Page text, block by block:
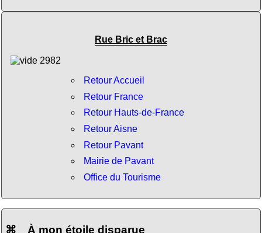
Rue Bric et Brac
Retour Accueil
Retour France
Retour Hauts-de-France
Retour Aisne
Retour Pavant
Mairie de Pavant
Office du Tourisme
⌘ À mon étoile disparue